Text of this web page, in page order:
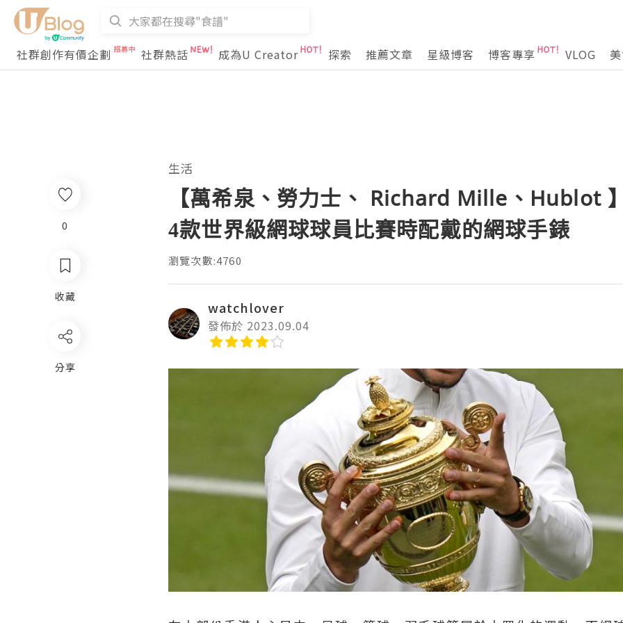
社群創作有價企劃 社群熱話 成為U Creator 探索 推薦文章 星級博客 博客專享 VLOG
0
收藏
分享
生活
【萬希泉、勞力士、 Richard Mille、Hublot
4款世界級網球球員比賽時配戴的網球手錶
瀏覽次數:4760
watchlover
發佈於 2023.09.04